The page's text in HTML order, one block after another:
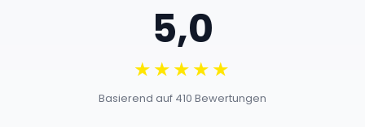
5,0
★★★★★
Basierend auf 410 Bewertungen